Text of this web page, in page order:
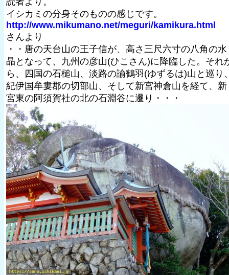
イシカミの分身そのものの感じです。
http://www.mikumano.net/meguri/kamikura.html
さんより
・・唐の天台山の王子信が、高さ三尺六寸の八角の水
晶となって、九州の彦山(ひこさん)に降臨した。それ
ら、四国の石槌山、淡路の諭鶴羽(ゆずるは)山と巡り
紀伊国牟婁郡の切部山、そして新宮神倉山を経て、新
宮東の阿須賀社の北の石淵谷に遷り・・・